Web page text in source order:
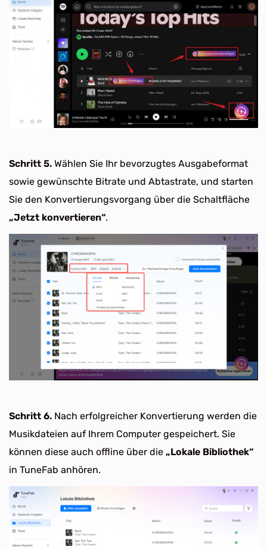
Schritt 5. Wählen Sie Ihr bevorzugtes Ausgabeformat
sowie gewünschte Bitrate und Abtastrate, und starten
Sie den Konvertierungsvorgang über die Schaltfläche
„Jetzt konvertieren“.
Schritt 6. Nach erfolgreicher Konvertierung werden die
Musikdateien auf Ihrem Computer gespeichert. Sie
können diese auch offline über die „Lokale Bibliothek“
in TuneFab anhören.